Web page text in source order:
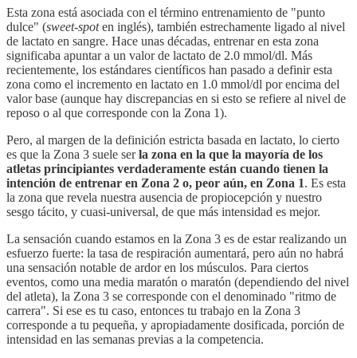
Esta zona está asociada con el término entrenamiento de "punto
dulce" (sweet-spoten inglés), también estrechamente ligado al nivel
de lactato en sangre. Hace unas décadas, entrenar en esta zona
significaba apuntar a un valor de lactato de 2.0 mmol/dl. Más
recientemente, los estándares científicos han pasado a definir esta
zona como el incremento en lactato en 1.0 mmol/dl por encima del
valor base (aunque hay discrepancias en si esto se refiere al nivel de
reposo o al que corresponde con la Zona 1).
Pero, al margen de la definición estricta basada en lactato, lo cierto
es que la Zona 3 suele serla zona en la que la mayoría de los
atletas principiantes verdaderamente están cuando tienen la
intención de entrenar en Zona 2 o, peor aún, en Zona 1. Es esta
la zona que revela nuestra ausencia de propiocepción y nuestro
sesgo tácito, y cuasi-universal, de que más intensidad es mejor.
La sensación cuando estamos en la Zona 3 es de estar realizando un
esfuerzo fuerte: la tasa de respiración aumentará, pero aún no habrá
una sensación notable de ardor en los músculos. Para ciertos
eventos, como una media maratón o maratón (dependiendo del nivel
del atleta), la Zona 3 se corresponde con el denominado "ritmo de
carrera". Si ese es tu caso, entonces tu trabajo en la Zona 3
corresponde a tu pequeña, y apropiadamente dosificada, porción de
intensidad en las semanas previas a la competencia.